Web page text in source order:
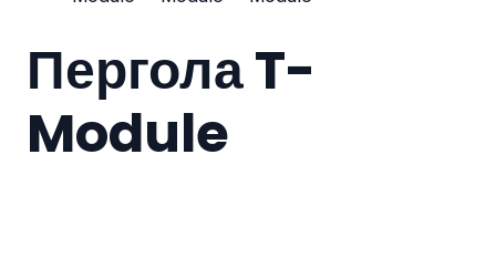
Пергола T-
Module